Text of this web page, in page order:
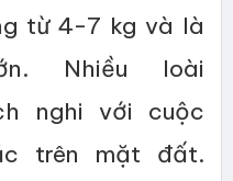
từ 4-7 kg và là
Nhiều loài
nghi với cuộc
trên mặt đất.